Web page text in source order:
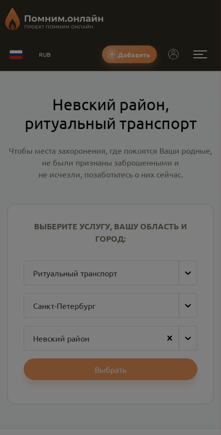
RUB Добавить
Невский район,
ритуальный транспорт
Чтобы места захоронения, где покоятся Ваши родные,
не были признаны заброшенными и
не исчезли, позаботьтесь о них сейчас.
ВЫБЕРИТЕ УСЛУГУ, ВАШУ ОБЛАСТЬ И
ГОРОД:
Ритуальный транспорт
Санкт-Петербург
Невский район
Выбрать